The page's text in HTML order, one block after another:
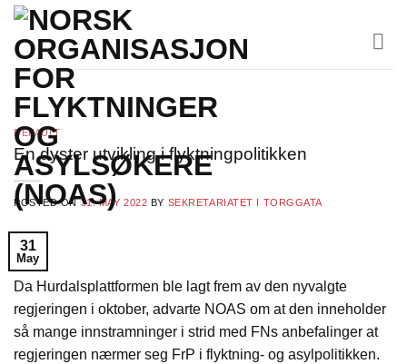
Skip
content
DEFAULT
En dyster utvikling i flyktningpolitikken
POSTED ON31. MAY 2022 BY SEKRETARIATET I TORGGATA
31
May
Da Hurdalsplattformen ble lagt frem av den nyvalgte
regjeringen i oktober, advarte NOAS om at den inneholder
så mange innstramninger i strid med FNs anbefalinger at
regjeringen nærmer seg FrP i flyktning- og asylpolitikken.